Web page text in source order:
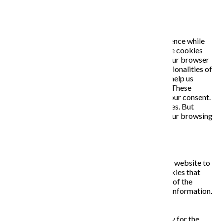
This website uses cookies to improve your experience while
you navigate through the website. Out of these, the cookies
that are categorized as necessary are stored on your browser
as they are essential for the working of basic functionalities of
the website. We also use third-party cookies that help us
analyze and understand how you use this website. These
cookies will be stored in your browser only with your consent.
You also have the option to opt-out of these cookies. But
opting out of some of these cookies may affect your browsing
Necessary cookies are absolutely essential for the website to
function properly. This category only includes cookies that
ensures basic functionalities and security features of the
website. These cookies do not store any personal information.
Any cookies that may not be particularly necessary for the